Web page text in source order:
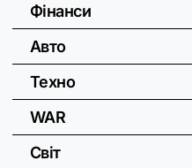
Фінанси
Авто
Техно
WAR
Світ